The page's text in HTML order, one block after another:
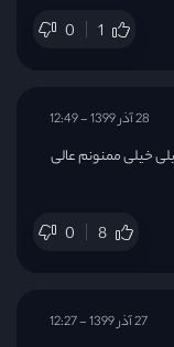
0 1
خیلی ممنونم عالی
0 8
28 آذر 1399 - 12:49
27 آذر 1399 - 12:27